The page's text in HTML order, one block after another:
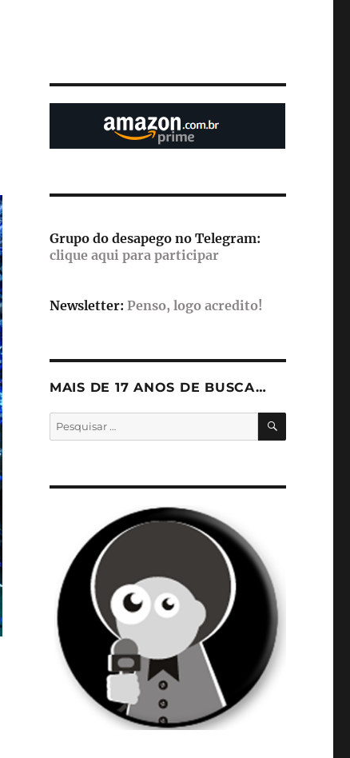
Grupo do desapego no Telegram:
clique aqui para participar
Newsletter: Penso, logo acredito!
MAIS DE 17 ANOS DE BUSCA…
Pesquisar
por: